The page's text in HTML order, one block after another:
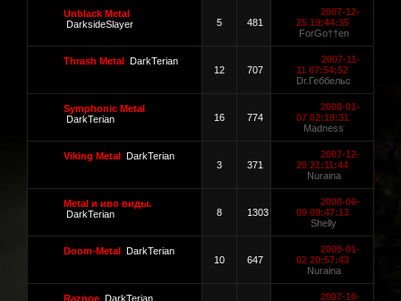
Unblack Metal
DarksideSlayer
5 481
2007-12-
25 19:44:35
ForGo††en
Thrash Metal DarkTerian
12
707
2007-11-
11 07:54:52
Dr.Геббельс
Symphonic Metal
DarkTerian
16 774
2008-01-
07 02:19:31
Madness
Viking Metal DarkTerian
3
371
2007-12-
20 21:11:44
Nuraina
Metal и иво виды.
DarkTerian
8 1303
2008-06-
09 09:47:13
Shelly
Doom-Metal DarkTerian
10
647
2009-01-
02 20:57:43
Nuraina
Raznoe DarkTerian 2007-10-